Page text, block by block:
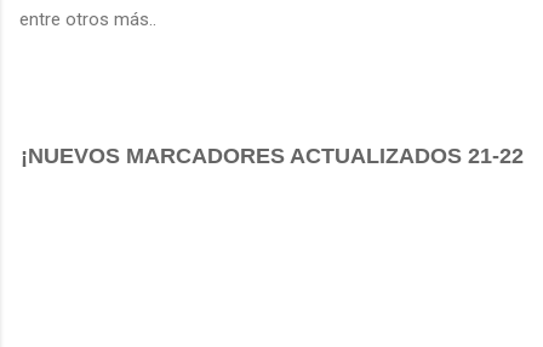
entre otros más..
¡NUEVOS MARCADORES ACTUALIZADOS 21-22